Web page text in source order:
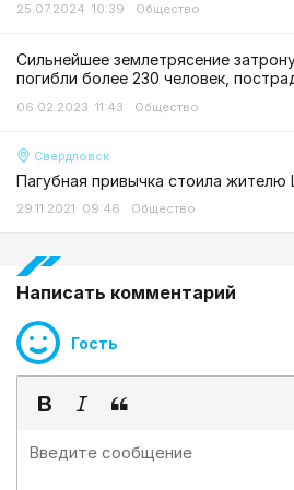
25.07.2024 10:39 Общество
Сильнейшее землетрясение
погибли более 230 человек,
06.02.2023 11:43 Общество
Свердловск
Пагубная привычка стоила жителю
29.11.2021 09:46 Общество
Написать комментарий
Гость